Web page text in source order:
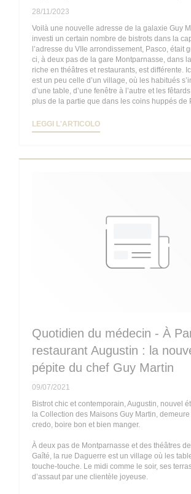
28/11/2023
Voilà une nouvelle adresse de la galaxie Guy
investi un certain nombre de bistrots dans la
l’adresse du VIIe arrondissement, Pasco, était
ci, à deux pas de la gare Montparnasse, dans
riche en théâtres et restaurants, est différente.
est un peu celle d’un village, où les habitués
d’une table, d’une fenêtre à l’autre et les
plus de la partie que dans les coins huppés de
LEGGI L'ARTICOLO((APRE UNA NUOVA
Quotidien du médecin - À
restaurant Augustin : la
pépite du chef Guy Martin
09/07/2021
Bistrot chic et contemporain, Augustin, nouvel
la Collection des Maisons Guy Martin,
credo, boire bon et bien manger.
À deux pas de Montparnasse et des théâtres
Gaîté, la rue Daguerre est un village où les
touche-touche. Le midi comme le soir, ses
d’assaut par une clientèle joyeuse.